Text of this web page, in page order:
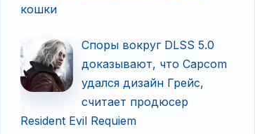
кошки
Споры вокруг DLSS 5.0
доказывают, что Capcom
удался дизайн Грейс,
считает продюсер
Resident Evil Requiem